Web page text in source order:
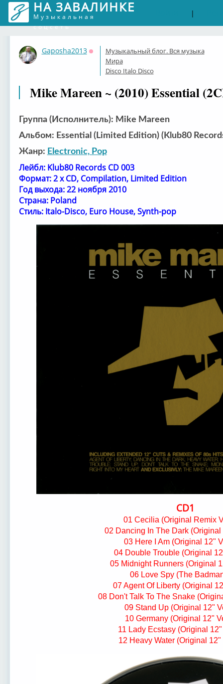
НА ЗАВАЛИНКЕ
Музыкальная
соцсеть
|
Gaposha2013
Оффлайн
Музыкальный блог. Вся музыка
Мира
Disco Italo Disco
Mike Mareen ~ (2010) Essential
Группа (Исполнитель): Mike Mareen
Альбом: Essential (Limited Edition) (Klub80
Жанр: Electronic, Pop
Лейбл: Klub80 Records CD 003
Формат: 2 x CD, Compilation, Limited Edition
Год выхода: 22 ноября 2010
Страна: Poland
Стиль: Italo-Disco, Euro House, Synth-pop
CD1
01 Cecilia (Original Remix
02 Dancing In The Dark (Original
03 Here I Am (Original 12"
04 Double Trouble (Original
05 Midnight Runners (Original
06 Love Spy (The
07 Agent Of Liberty (Original
08 Don't Talk To The Snake
09 Stand Up (Original 12"
10 Germany (Original 12"
11 Lady Ecstasy (Original
12 Heavy Water (Original 12"